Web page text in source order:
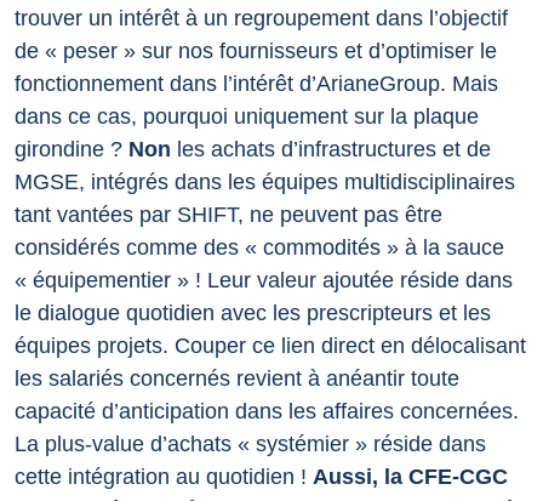
trouver un intérêt à un regroupement dans l’objectif
de « peser » sur nos fournisseurs et d’optimiser le
fonctionnement dans l’intérêt d’ArianeGroup. Mais
dans ce cas, pourquoi uniquement sur la plaque
girondine ? Non les achats d’infrastructures et de
MGSE, intégrés dans les équipes multidisciplinaires
tant vantées par SHIFT, ne peuvent pas être
considérés comme des « commodités » à la sauce
« équipementier » ! Leur valeur ajoutée réside dans
le dialogue quotidien avec les prescripteurs et les
équipes projets. Couper ce lien direct en délocalisant
les salariés concernés revient à anéantir toute
capacité d’anticipation dans les affaires concernées.
La plus-value d’achats « systémier » réside dans
cette intégration au quotidien ! Aussi, la CFE-CGC